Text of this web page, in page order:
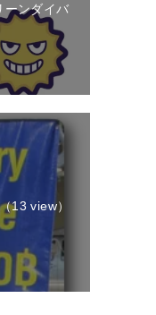
ーンダイバ
13 view）